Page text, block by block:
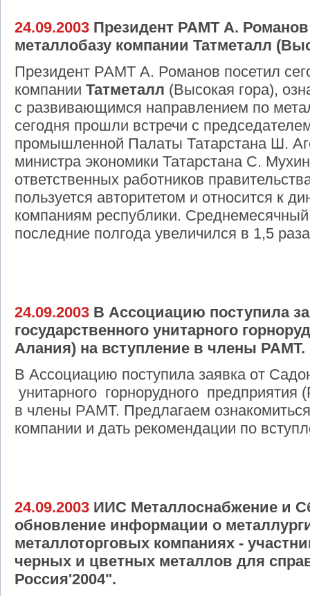
24.09.2003 Президент РАМТ А. Романов
металлобазу компании Татметалл
Президент РАМТ А. Романов посетил
компании Татметалл (Высокая гора),
с развивающимся направлением по
сегодня прошли встречи с
промышленной Палаты Татарстана Ш.
министра экономики Татарстана С.
ответственных работников
пользуется авторитетом и относится к
компаниям республики.
последние полгода увеличился в 1,5
24.09.2003 В Ассоциацию поступила
государственного унитарного
Алания) на вступление в члены РАМТ.
В Ассоциацию поступила заявка от
унитарного горнорудного
в члены РАМТ. Предлагаем
компании и дать рекомендации по
24.09.2003 ИИС Металлоснабжение и
обновление информации о
металлоторговых компаниях -
черных и цветных металлов для
Россия'2004".